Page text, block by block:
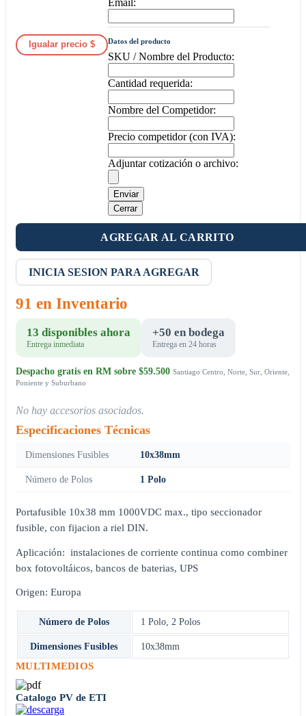
Igualar precio $
Email:
Datos del producto
SKU / Nombre del Producto:
Cantidad requerida:
Nombre del Competidor:
Precio competidor (con IVA):
Adjuntar cotización o archivo:
Enviar
Cerrar
AGREGAR AL CARRITO
INICIA SESION PARA AGREGAR
91 en Inventario
13 disponibles ahora
Entrega inmediata
+50 en bodega
Entrega en 24 horas
Despacho gratis en RM sobre $59.500 Santiago Centro, Norte, Sur, Oriente,
Poniente y Suburbano
No hay accesorios asociados.
Especificaciones Técnicas
Dimensiones Fusibles 10x38mm
Número de Polos 1 Polo
Portafusible 10x38 mm 1000VDC max., tipo seccionador
fusible, con fijacion a riel DIN.
Aplicación: instalaciones de corriente continua como combiner
box fotovoltáicos, bancos de baterias, UPS
Origen: Europa
Número de Polos 1 Polo, 2 Polos
Dimensiones Fusibles 10x38mm
MULTIMEDIOS
Catalogo PV de ETI